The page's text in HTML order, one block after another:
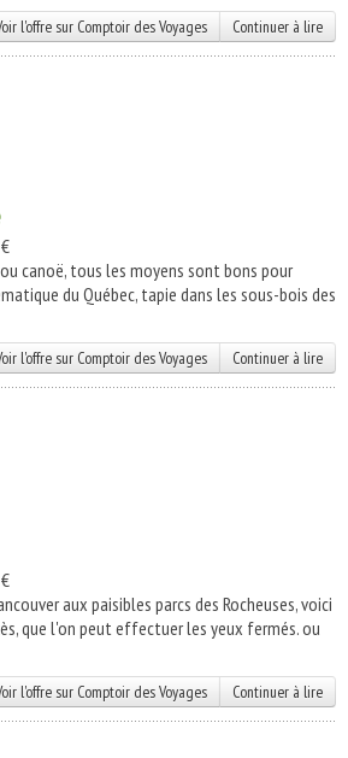
l'offre sur Comptoir des Voyages Continuer à lire
canoë, tous les moyens sont bons pour
du Québec, tapie dans les sous-bois des
l'offre sur Comptoir des Voyages Continuer à lire
aux paisibles parcs des Rocheuses, voici
que l'on peut effectuer les yeux fermés. ou
l'offre sur Comptoir des Voyages Continuer à lire